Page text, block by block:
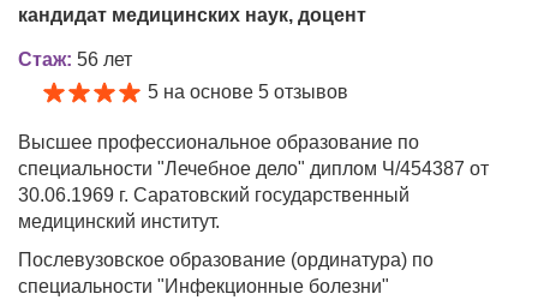
кандидат медицинских наук, доцент
Стаж: 56 лет
5 на основе 5 отзывов
Высшее профессиональное образование по
специальности "Лечебное дело" диплом Ч/454387 от
30.06.1969 г. Саратовский государственный
медицинский институт.
Послевузовское образование (ординатура) по
специальности "Инфекционные болезни"